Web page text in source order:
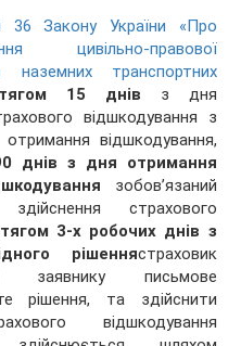
36 Закону України «Про
цивільно-правової
наземних транспортних
15 днів з дня
відшкодування з
відшкодування,
днів з дня отримання
зобов’язаний
страхового
3-х робочих днів з
рішеннястраховик
заявнику письмове
рішення, та здійснити
відшкодування